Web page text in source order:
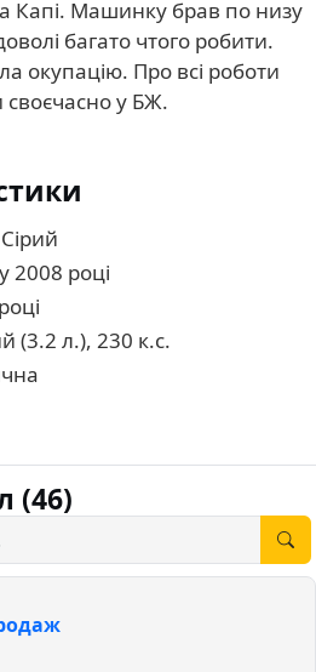
Капі. Машинку брав по низу
багато чтого робити.
окупацію. Про всі роботи
своєчасно у БЖ.
2008 році
(3.2 л.), 230 к.с.
(46)